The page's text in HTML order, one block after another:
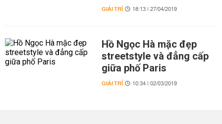
GIẢI TRÍ 18:13 | 27/04/2019
Hồ Ngọc Hà mặc đẹp
streetstyle và đẳng cấp
giữa phố Paris
GIẢI TRÍ 10:34 | 02/03/2019